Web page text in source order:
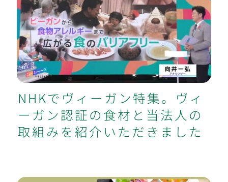
NHKでヴィーガン特集。ヴィーガン認
証の食材と当法人の取組みを紹介いた
だきました
NHKでヴィーガン特集。ヴィ
ーガン認証の食材と当法人の
取組みを紹介いただきました